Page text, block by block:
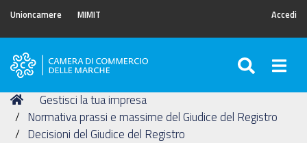
Unioncamere MIMIT Accedi
Camera
Commercio
delle
Marche
Tu
sei
qui:
Home
Gestisci la tua impresa
Normativa prassi e massime del Giudice del Registro
Decisioni del Giudice del Registro